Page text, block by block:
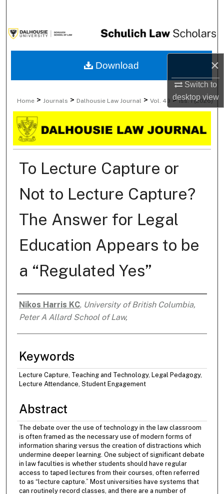
×
Switch to
desktopview
Browse Collections
My Account
Digital Commons Network™
Home > Journals > Dalhousie Law Journal > Vol. 49 > Iss. 1 (2026)
To Lecture Capture or
Not to Lecture Capture?
The Answer for Legal
Education Appears to be
a “Regulated Yes”
Authors
Nikos Harris KC, University of British Columbia,
Peter A Allard School of Law,
Keywords
Lecture Capture, Teaching and Technology, Legal Pedagogy,
Lecture Attendance, Student Engagement
Abstract
The debate over the use of technology in the law classroom
is often framed as the necessary use of modern forms of
information sharing versus the creation of distractions which
undermine deeper learning. One subject of significant debate
in law faculties is whether students should have regular
access to taped lectures from their courses, often referred
to as “lecture capture.” Most universities have systems that
can routinely record classes, and there are a number of
Download